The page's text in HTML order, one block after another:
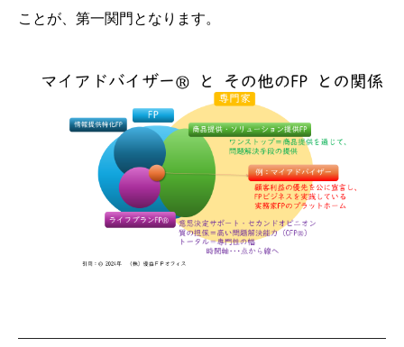
ことが、第一関門となります。